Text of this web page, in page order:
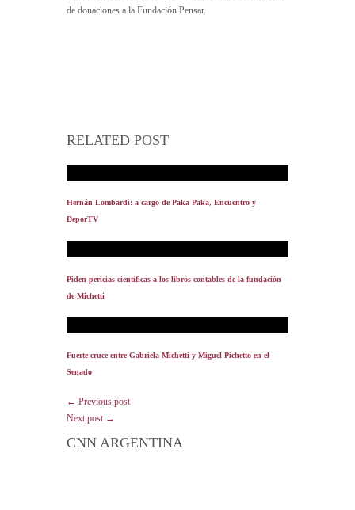
de donaciones a la Fundación Pensar.
RELATED POST
Hernán Lombardi: a cargo de Paka Paka, Encuentro y
DeporTV
Piden pericias científicas a los libros contables de la fundación
de Michetti
Fuerte cruce entre Gabriela Michetti y Miguel Pichetto en el
Senado
← Previous post
Next post →
CNN ARGENTINA